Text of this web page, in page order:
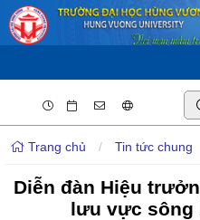
Trang chủ / Tin tức chung
Diễn đàn Hiệu
lưu vực sông